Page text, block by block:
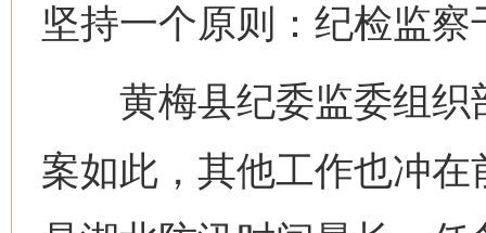
坚持一个原则：纪检监
黄梅县纪委监委组织
案如此，其他工作也冲在